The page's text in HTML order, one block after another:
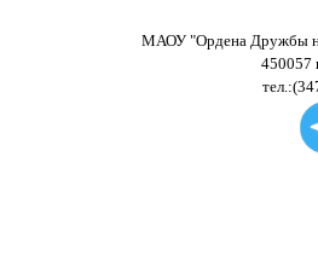
МАОУ "Ордена Дружбы
450057